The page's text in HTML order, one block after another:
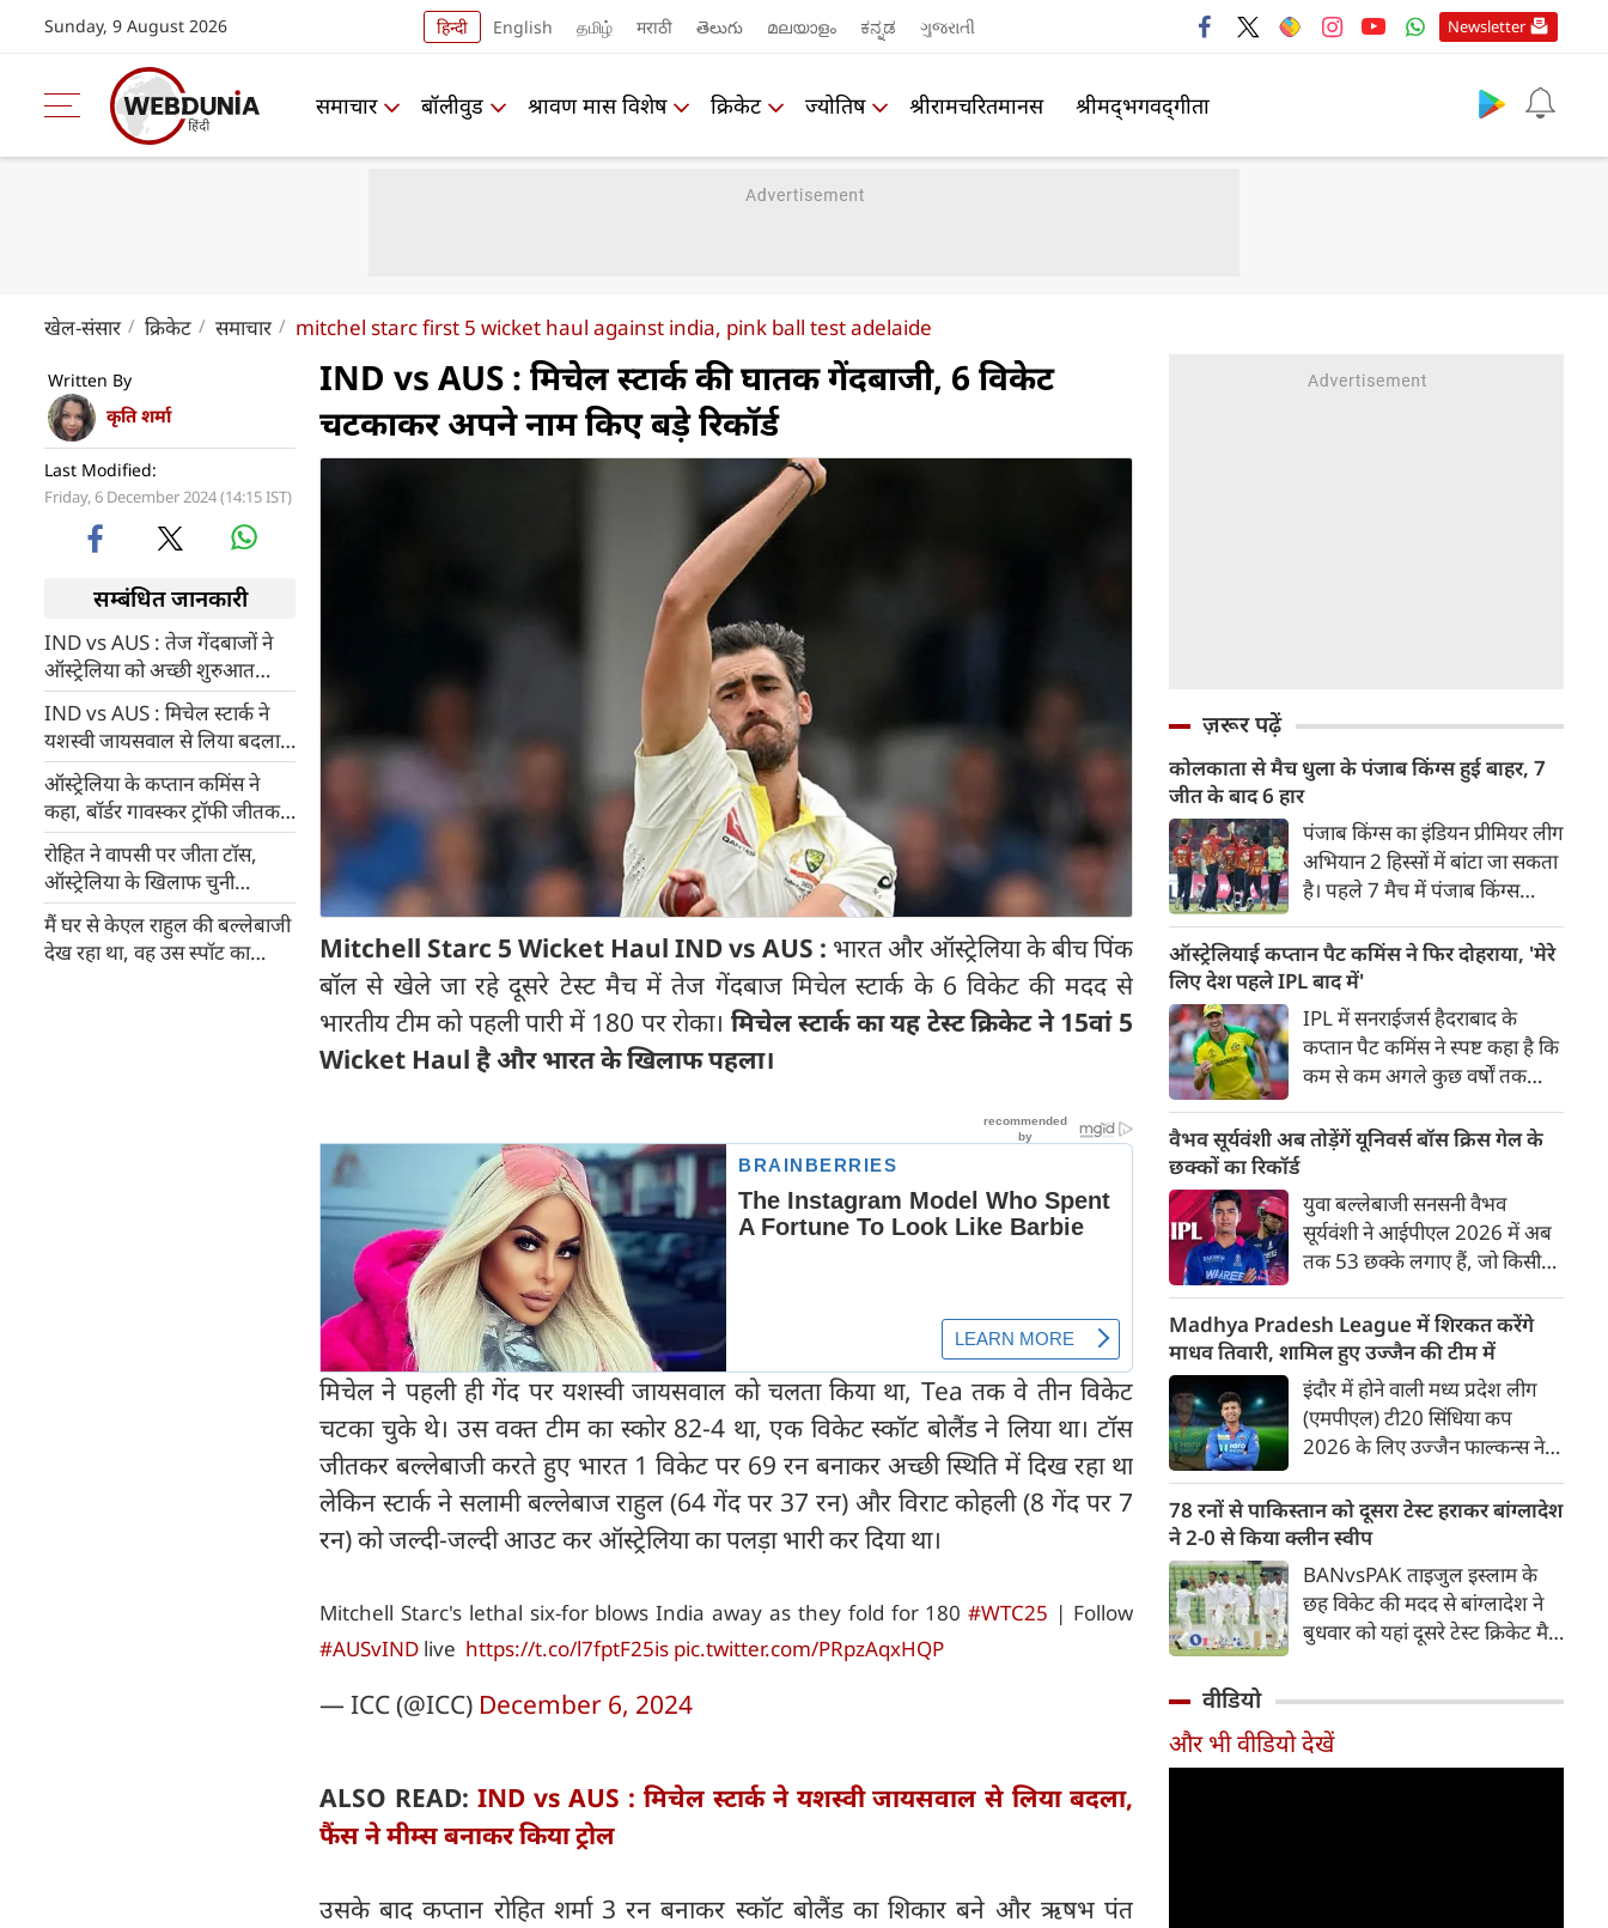
Sunday, 9 August 2026 हिन्दी English தமிழ் मराठी తెలుగు മലയാളം ಕನ್ನಡ ગુજરાતી Newsletter
समाचार बॉलीवुड श्रावण मास विशेष क्रिकेट ज्योतिष श्रीरामचरितमानस श्रीमद्‍भगवद्‍गीता
खेल-संसार क्रिकेट समाचार mitchel starc first 5 wicket haul against india, pink ball test adelaide
Written By
कृति शर्मा
Last Modified:
Friday, 6 December 2024 (14:15 IST)
सम्बंधित जानकारी
IND vs AUS : तेज गेंदबाजों ने
ऑस्ट्रेलिया को अच्छी शुरुआत
दिलाई
IND vs AUS : मिचेल स्टार्क ने
यशस्वी जायसवाल से लिया बदला,
फैंस ने मीम्स बनाकर किया ट्रोल
ऑस्ट्रेलिया के कप्तान कमिंस ने
कहा, बॉर्डर गावस्कर ट्रॉफी जीतकर
आखिरी किला फतह करना चाहता
हूं
रोहित ने वापसी पर जीता टॉस,
ऑस्ट्रेलिया के खिलाफ चुनी
बल्लेबाजी
मैं घर से केएल राहुल की बल्लेबाजी
देख रहा था, वह उस स्पॉट का
IND vs AUS : मिचेल स्टार्क की घातक गेंदबाजी, 6 विकेट
चटकाकर अपने नाम किए बड़े रिकॉर्ड
Mitchell Starc 5 Wicket Haul IND vs AUS : भारत और ऑस्ट्रेलिया के बीच पिंक
बॉल से खेले जा रहे दूसरे टेस्ट मैच में तेज गेंदबाज मिचेल स्टार्क के 6 विकेट की मदद से
भारतीय टीम को पहली पारी में 180 पर रोका। मिचेल स्टार्क का यह टेस्ट क्रिकेट ने 15वां 5
Wicket Haul है और भारत के खिलाफ पहला।
मिचेल ने पहली ही गेंद पर यशस्वी जायसवाल को चलता किया था, Tea तक वे तीन विकेट
चटका चुके थे। उस वक्त टीम का स्कोर 82-4 था, एक विकेट स्कॉट बोलैंड ने लिया था। टॉस
जीतकर बल्लेबाजी करते हुए भारत 1 विकेट पर 69 रन बनाकर अच्छी स्थिति में दिख रहा था
लेकिन स्टार्क ने सलामी बल्लेबाज राहुल (64 गेंद पर 37 रन) और विराट कोहली (8 गेंद पर 7
रन) को जल्दी-जल्दी आउट कर ऑस्ट्रेलिया का पलड़ा भारी कर दिया था।
Mitchell Starc's lethal six-for blows India away as they fold for 180#WTC25 | Follow
#AUSvIND live https://t.co/l7fptF25is pic.twitter.com/PRpzAqxHQP
— ICC (@ICC) December 6, 2024
ALSO READ: IND vs AUS : मिचेल स्टार्क ने यशस्वी जायसवाल से लिया बदला,
फैंस ने मीम्स बनाकर किया ट्रोल
उसके बाद कप्तान रोहित शर्मा 3 रन बनाकर स्कॉट बोलैंड का शिकार बने और ऋषभ पंत
ज़रूर पढ़ें
कोलकाता से मैच धुला के पंजाब किंग्स हुई बाहर, 7
जीत के बाद 6 हार
पंजाब किंग्स का इंडियन प्रीमियर लीग
अभियान 2 हिस्सों में बांटा जा सकता
है। पहले 7 मैच में पंजाब किंग्स
उसे हार का सामना करना पड़ा इसके
बाद अंतिम मैच वह जरूर जीती
लेकिन तब तक उसकी किस्मत
लखनऊ के हाथ लिखी गई थी।
ऑस्ट्रेलियाई कप्तान पैट कमिंस ने फिर दोहराया, 'मेरे
लिए देश पहले IPL बाद में'
IPL में सनराईजर्स हैदराबाद के
कप्तान पैट कमिंस ने स्पष्ट कहा है कि
कम से कम अगले कुछ वर्षों तक
प्राथमिकता होगी। यह बयान उस चर्चा
के बीच आया है, जिसमें कहा जा रहा
है कि ऑस्ट्रेलिया के कुछ बड़े खिलाड़ी
IPL से आगे बढ़कर अन्य फ्रेंचाइजी
क्रिकेट खेलने के लिए राष्ट्रीय टीम से
दूरी बना सकते हैं।
वैभव सूर्यवंशी अब तोड़ेंगें यूनिवर्स बॉस क्रिस गेल के
छक्कों का रिकॉर्ड
युवा बल्लेबाजी सनसनी वैभव
सूर्यवंशी ने आईपीएल 2026 में अब
तक 53 छक्के लगाए हैं, जो किसी
टूर्नामेंट में दूसरे सबसे ज़्यादा हैं। सबसे
ज़्यादा 59 छक्के क्रिस गेल ने
आईपीएल 2012 में लगाए थे।
सूर्यवंशी की नज़रें अब गेल के रिकॉर्ड
पर होंगी।
Madhya Pradesh League में शिरकत करेंगे
माधव तिवारी, शामिल हुए उज्जैन की टीम में
इंदौर में होने वाली मध्य प्रदेश लीग
(एमपीएल) टी20 सिंधिया कप
2026 के लिए उज्जैन फाल्कन्स ने
जिसमें युवा ऑलराउंडर माधव तिवारी
सबसे बड़े आकर्षण के रूप में
उभरकर सामने आए हैं। इंडियन
प्रीमियर लीग में दिल्ली कैपिटल्स का
हिस्सा रहे माधव तिवारी इस समय
मध्य प्रदेश के सबसे चर्चित युवा
78 रनों से पाकिस्तान को दूसरा टेस्ट हराकर बांग्लादेश
ने 2-0 से किया क्लीन स्वीप
BANvsPAK ताइजुल इस्लाम के
छह विकेट की मदद से बांग्लादेश ने
बुधवार को यहां दूसरे टेस्ट क्रिकेट मैच
का पीछा करते हुए 358 रन पर
आउट हो गई। बांग्लादेश ने पहला
वीडियो
और भी वीडियो देखें